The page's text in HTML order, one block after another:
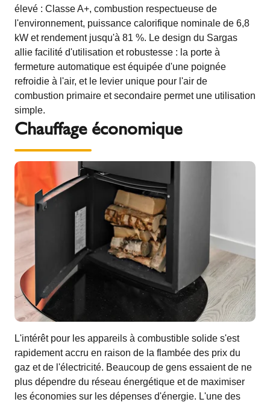
élevé : Classe A+, combustion respectueuse de
l'environnement, puissance calorifique nominale de 6,8
kW et rendement jusqu'à 81 %. Le design du Sargas
allie facilité d'utilisation et robustesse : la porte à
fermeture automatique est équipée d'une poignée
refroidie à l'air, et le levier unique pour l'air de
combustion primaire et secondaire permet une utilisation
simple.
Chauffage économique
L'intérêt pour les appareils à combustible solide s'est
rapidement accru en raison de la flambée des prix du
gaz et de l'électricité. Beaucoup de gens essaient de ne
plus dépendre du réseau énergétique et de maximiser
les économies sur les dépenses d'énergie. L'une des